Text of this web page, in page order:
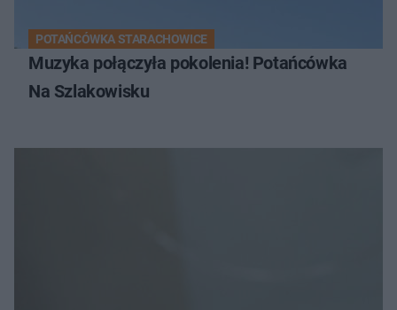
POTAŃCÓWKA STARACHOWICE
Muzyka połączyła pokolenia! Potańcówka
Na Szlakowisku